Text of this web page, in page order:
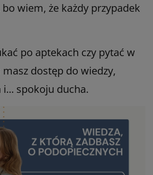
wiem, że każdy przypadek
po aptekach czy pytać w
dostęp do wiedzy,
spokoju ducha.